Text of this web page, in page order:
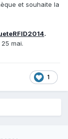
et souhaite la
.
mai.
1